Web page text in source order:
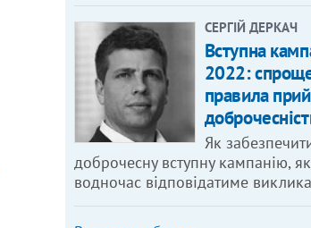
СЕРГІЙ ДЕРКАЧ
Вступна
2022:
правила
Як
доброчесну вступну кампанію,
водночас відповідатиме